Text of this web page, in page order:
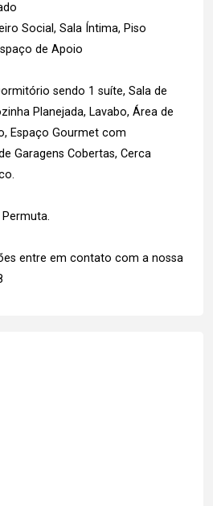
Social, Sala Íntima, Piso
de Apoio
sendo 1 suíte, Sala de
Planejada, Lavabo, Área de
Espaço Gourmet com
Garagens Cobertas, Cerca
entre em contato com a nossa